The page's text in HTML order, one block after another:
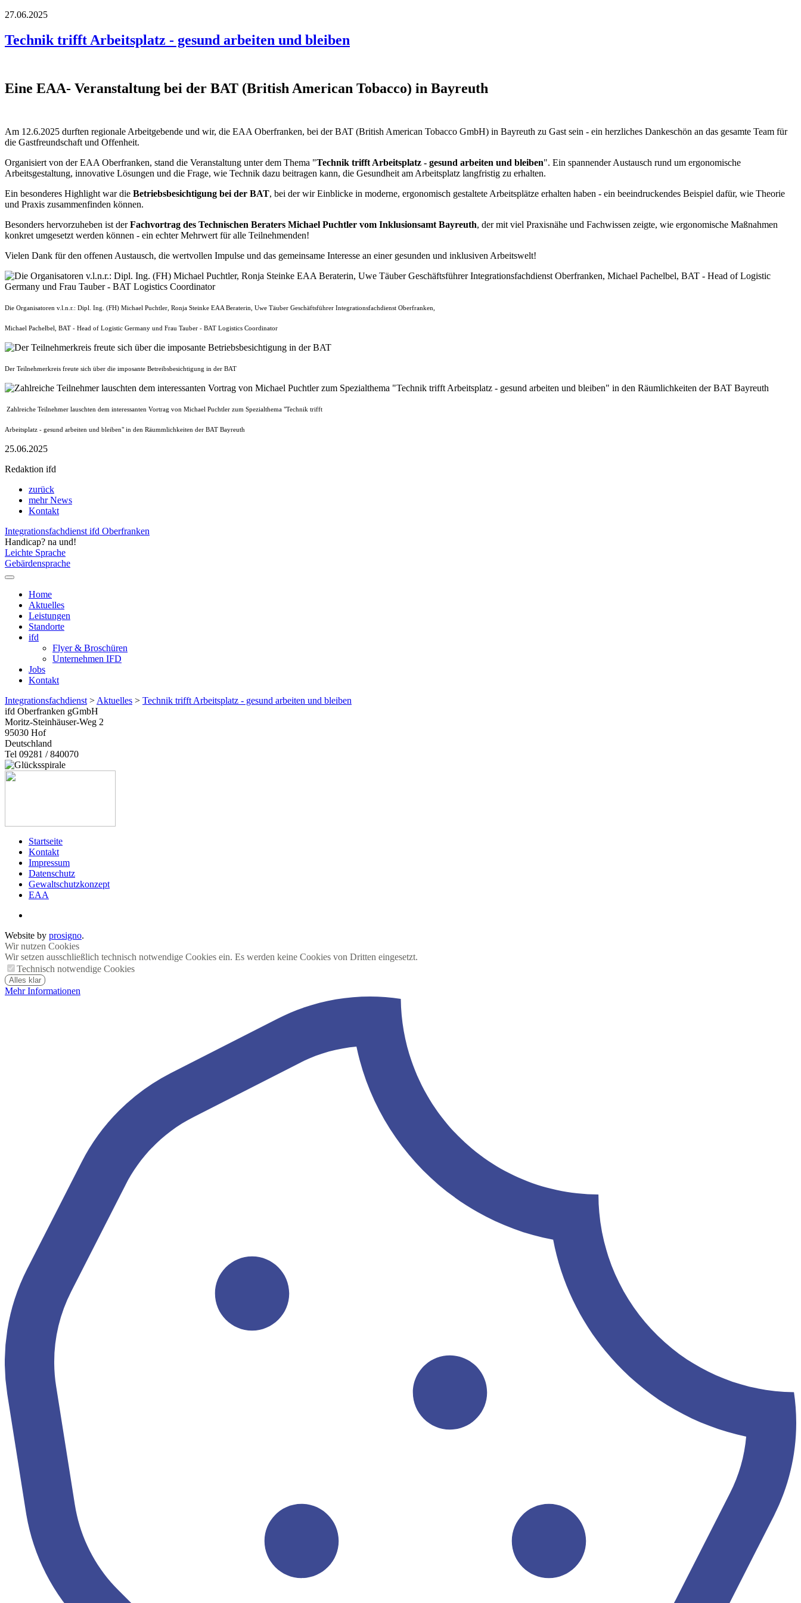
27.06.2025
Technik trifft Arbeitsplatz - gesund arbeiten und bleiben
Eine EAA- Veranstaltung bei der BAT (British American Tobacco) in Bayreuth
Am 12.6.2025 durften regionale Arbeitgebende und wir, die EAA Oberfranken, bei der BAT (British American Tobacco GmbH) in Bayreuth zu Gast sein - ein herzliches Dankeschön an das gesamte Team für
die Gastfreundschaft und Offenheit.
Organisiert von der EAA Oberfranken, stand die Veranstaltung unter dem Thema "Technik trifft Arbeitsplatz - gesund arbeiten und bleiben". Ein spannender Austausch rund um ergonomische
Arbeitsgestaltung, innovative Lösungen und die Frage, wie Technik dazu beitragen kann, die Gesundheit am Arbeitsplatz langfristig zu erhalten.
Ein besonderes Highlight war die Betriebsbesichtigung bei der BAT, bei der wir Einblicke in moderne, ergonomisch gestaltete Arbeitsplätze erhalten haben - ein beeindruckendes Beispiel dafür, wie Theorie
und Praxis zusammenfinden können.
Besonders hervorzuheben ist derFachvortrag des Technischen Beraters Michael Puchtler vom Inklusionsamt Bayreuth, der mit viel Praxisnähe und Fachwissen zeigte, wie ergonomische Maßnahmen
konkret umgesetzt werden können - ein echter Mehrwert für alle Teilnehmenden!
Vielen Dank für den offenen Austausch, die wertvollen Impulse und das gemeinsame Interesse an einer gesunden und inklusiven Arbeitswelt!
Die Organisatoren v.l.n.r.: Dipl. Ing. (FH) Michael Puchtler, Ronja Steinke EAA Beraterin, Uwe Täuber Geschäftsführer Integrationsfachdienst Oberfranken,
Michael Pachelbel, BAT - Head of Logistic Germany und Frau Tauber - BAT Logistics Coordinator
Der Teilnehmerkreis freute sich über die imposante Betreibsbesichtigung in der BAT
Zahlreiche Teilnehmer lauschten dem interessanten Vortrag von Michael Puchtler zum Spezialthema "Technik trifft
Arbeitsplatz - gesund arbeiten und bleiben" in den Räummlichkeiten der BAT Bayreuth
25.06.2025
Redaktion ifd
zurück
mehr News
Kontakt
Integrationsfachdienst ifd Oberfranken
Handicap? na und!
Leichte Sprache
Gebärdensprache
Home
Aktuelles
Leistungen
Standorte
ifd
Flyer & Broschüren
Unternehmen IFD
Jobs
Kontakt
Integrationsfachdienst > Aktuelles > Technik trifft Arbeitsplatz - gesund arbeiten und bleiben
ifd Oberfranken gGmbH
Moritz-Steinhäuser-Weg 2
95030 Hof
Deutschland
Tel 09281 / 840070
Startseite
Kontakt
Impressum
Datenschutz
Gewaltschutzkonzept
EAA
Website by prosigno.
Wir nutzen Cookies
Wir setzen ausschließlich technisch notwendige Cookies ein. Es werden keine Cookies von Dritten eingesetzt.
Technisch notwendige Cookies
Alles klar
Mehr Informationen